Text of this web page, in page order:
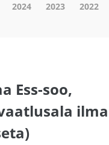
2024 2023 2022
Ess-soo,
ilma